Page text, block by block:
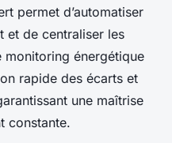
permet d’automatiser
et de centraliser les
monitoring énergétique
rapide des écarts et
une maîtrise
constante.